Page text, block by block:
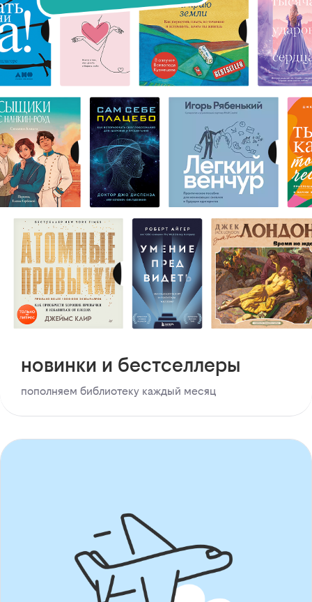
новинки и бестселлеры
пополняем библиотеку каждый месяц